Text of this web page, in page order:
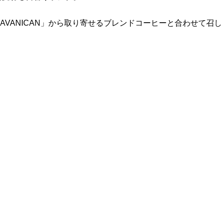
」から取り寄せるブレンドコーヒーと合わせて召し